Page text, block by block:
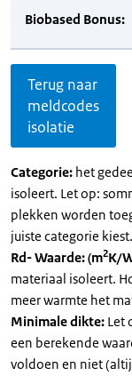
Biobased Bonus:
Terug naar
meldcodes
isolatie
Categorie: het
isoleert. Let op:
plekken worden
juiste categorie kiest.
Rd- Waarde: (m2K/
materiaal isoleert.
meer warmte het
Minimale dikte: Let
een berekende
voldoen en niet